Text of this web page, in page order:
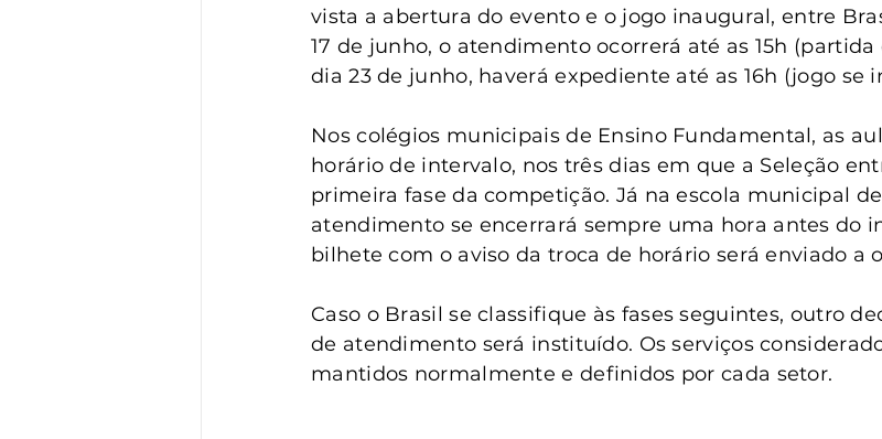
vista a abertura do evento e o jogo inaugural, entre
17 de junho, o atendimento ocorrerá até as 15h (partida
dia 23 de junho, haverá expediente até as 16h (jogo se
Nos colégios municipais de Ensino Fundamental, as
horário de intervalo, nos três dias em que a Seleção
primeira fase da competição. Já na escola municipal
atendimento se encerrará sempre uma hora antes do
bilhete com o aviso da troca de horário será enviado a
Caso o Brasil se classifique às fases seguintes, outro
de atendimento será instituído. Os serviços
mantidos normalmente e definidos por cada setor.